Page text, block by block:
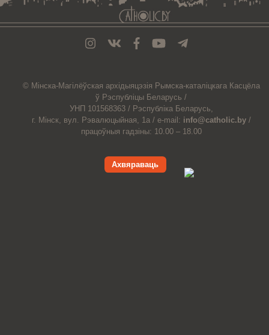
© Мiнска-Магiлёўская архiдыяцэзiя Рымска-каталіцкага Касцёла
ў Рэспубліцы Беларусь /
УНП 101568363 / Рэспубліка Беларусь,
г. Мінск, вул. Рэвалюцыйная, 1а / e-mail: info@catholic.by /
працоўныя гадзіны: 10.00 – 18.00
Ахвяраваць